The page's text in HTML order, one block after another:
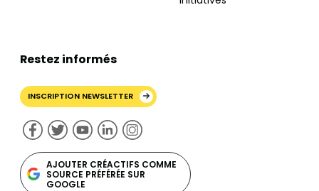
Restez informés
INSCRIPTION NEWSLETTER
AJOUTER CRÉACTIFS COMME
SOURCE PRÉFÉRÉE SUR
GOOGLE